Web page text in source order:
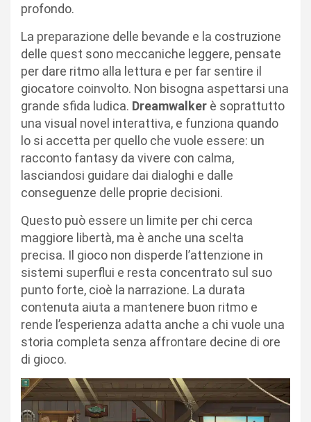
profondo.
La preparazione delle bevande e la costruzione
delle quest sono meccaniche leggere, pensate
per dare ritmo alla lettura e per far sentire il
giocatore coinvolto. Non bisogna aspettarsi una
grande sfida ludica. Dreamwalker è soprattutto
una visual novel interattiva, e funziona quando
lo si accetta per quello che vuole essere: un
racconto fantasy da vivere con calma,
lasciandosi guidare dai dialoghi e dalle
conseguenze delle proprie decisioni.
Questo può essere un limite per chi cerca
maggiore libertà, ma è anche una scelta
precisa. Il gioco non disperde l’attenzione in
sistemi superflui e resta concentrato sul suo
punto forte, cioè la narrazione. La durata
contenuta aiuta a mantenere buon ritmo e
rende l’esperienza adatta anche a chi vuole una
storia completa senza affrontare decine di ore
di gioco.